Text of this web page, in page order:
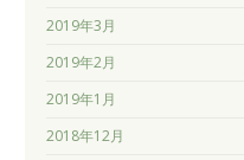
2019年3月
2019年2月
2019年1月
2018年12月